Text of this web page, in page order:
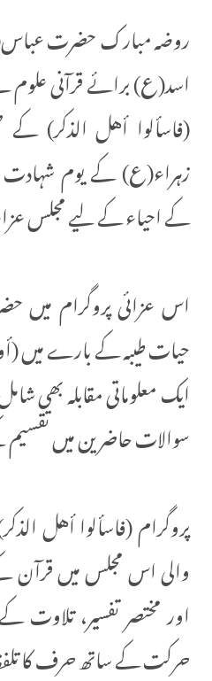
روضہ مبارک حضرت
اسد(ع) برائے قرآنی علوم
(فاسألوا أهل الذكر)
زہراء(‏ع) کے یوم شہادت
کے احیاء کے لیے مجلس عزاء
اس عزائی پروگرام میں
حیات طیبہ کے بارے میں
سوالات حاضرین میں
پروگرام (فاسألوا أهل
والی اس مجلس میں قرآن
اور مختصر تفسیر، تلاوت
حرکت کے ساتھ حرف کا